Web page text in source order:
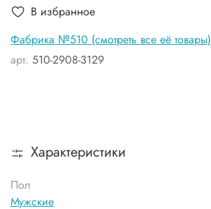
Фабрика №510 (смотреть все её товары)
арт. 510-2908-3129
В избранное
Характеристики
Пол
Мужские